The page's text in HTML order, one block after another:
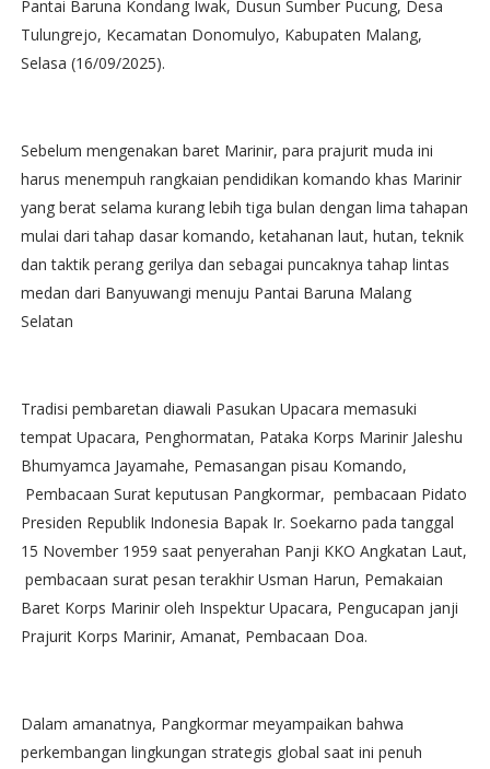
Pantai Baruna Kondang Iwak, Dusun Sumber Pucung, Desa
Tulungrejo, Kecamatan Donomulyo, Kabupaten Malang,
Selasa (16/09/2025).
Sebelum mengenakan baret Marinir, para prajurit muda ini
harus menempuh rangkaian pendidikan komando khas Marinir
yang berat selama kurang lebih tiga bulan dengan lima tahapan
mulai dari tahap dasar komando, ketahanan laut, hutan, teknik
dan taktik perang gerilya dan sebagai puncaknya tahap lintas
medan dari Banyuwangi menuju Pantai Baruna Malang
Selatan
Tradisi pembaretan diawali Pasukan Upacara memasuki
tempat Upacara, Penghormatan, Pataka Korps Marinir Jaleshu
Bhumyamca Jayamahe, Pemasangan pisau Komando,
Pembacaan Surat keputusan Pangkormar, pembacaan Pidato
Presiden Republik Indonesia Bapak Ir. Soekarno pada tanggal
15 November 1959 saat penyerahan Panji KKO Angkatan Laut,
pembacaan surat pesan terakhir Usman Harun, Pemakaian
Baret Korps Marinir oleh Inspektur Upacara, Pengucapan janji
Prajurit Korps Marinir, Amanat, Pembacaan Doa.
Dalam amanatnya, Pangkormar meyampaikan bahwa
perkembangan lingkungan strategis global saat ini penuh